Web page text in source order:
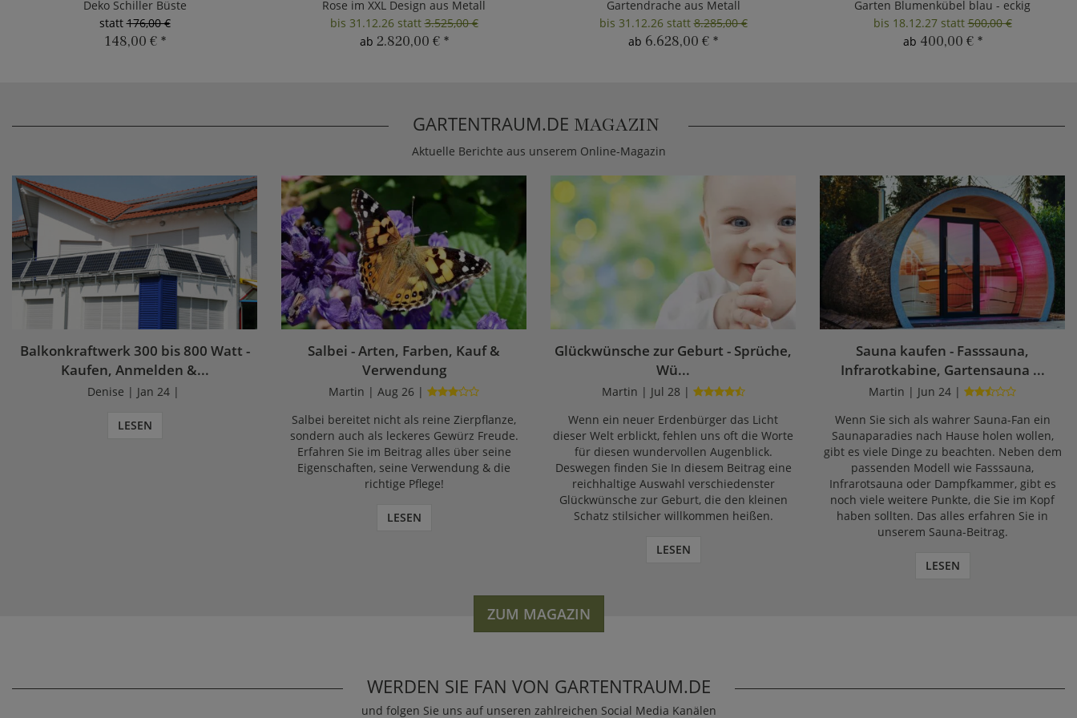
Deko Schiller Büste
statt176,00 €
148,00 € *
Rose im XXL Design aus Metall
bis 31.12.26 statt3.525,00 €
ab 2.820,00 € *
Gartendrache aus Metall
bis 31.12.26 statt8.285,00 €
ab 6.628,00 € *
Garten Blumenkübel blau - eckig
bis 18.12.27 statt500,00 €
ab 400,00 € *
GARTENTRAUM.DE MAGAZIN
Aktuelle Berichte aus unserem Online-Magazin
Balkonkraftwerk 300 bis 800 Watt -
Kaufen, Anmelden &...
Denise | Jan 24 |
LESEN
Salbei - Arten, Farben, Kauf &
Verwendung
Martin | Aug 26 |
Salbei bereitet nicht als reine Zierpflanze,
sondern auch als leckeres Gewürz Freude.
Erfahren Sie im Beitrag alles über seine
Eigenschaften, seine Verwendung & die
richtige Pflege!
LESEN
Glückwünsche zur Geburt - Sprüche,
Wü...
Martin | Jul 28 |
Wenn ein neuer Erdenbürger das Licht
dieser Welt erblickt, fehlen uns oft die Worte
für diesen wundervollen Augenblick.
Deswegen finden Sie In diesem Beitrag eine
reichhaltige Auswahl verschiedenster
Glückwünsche zur Geburt, die den kleinen
Schatz stilsicher willkommen heißen.
LESEN
Sauna kaufen - Fasssauna,
Infrarotkabine, Gartensauna ...
Martin | Jun 24 |
Wenn Sie sich als wahrer Sauna-Fan ein
Saunaparadies nach Hause holen wollen,
gibt es viele Dinge zu beachten. Neben dem
passenden Modell wie Fasssauna,
Infrarotsauna oder Dampfkammer, gibt es
noch viele weitere Punkte, die Sie im Kopf
haben sollten. Das alles erfahren Sie in
unserem Sauna-Beitrag.
LESEN
ZUM MAGAZIN
WERDEN SIE FAN VON GARTENTRAUM.DE
und folgen Sie uns auf unseren zahlreichen Social Media Kanälen